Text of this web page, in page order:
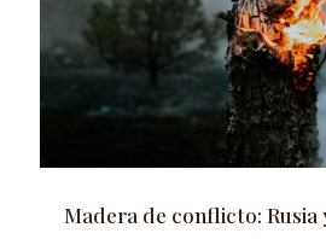
Madera de conflicto: Rusia